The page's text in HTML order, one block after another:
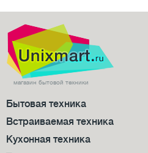
магазин бытовой техники
Бытовая техника
Встраиваемая техника
Кухонная техника